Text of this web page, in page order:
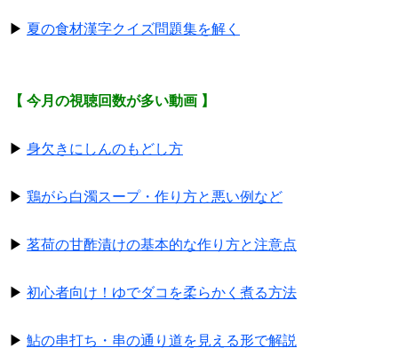
▶ 夏の食材漢字クイズ問題集を解く
【 今月の視聴回数が多い動画 】
▶ 身欠きにしんのもどし方
▶ 鶏がら白濁スープ・作り方と悪い例など
▶ 茗荷の甘酢漬けの基本的な作り方と注意点
▶ 初心者向け！ゆでダコを柔らかく煮る方法
▶ 鮎の串打ち・串の通り道を見える形で解説